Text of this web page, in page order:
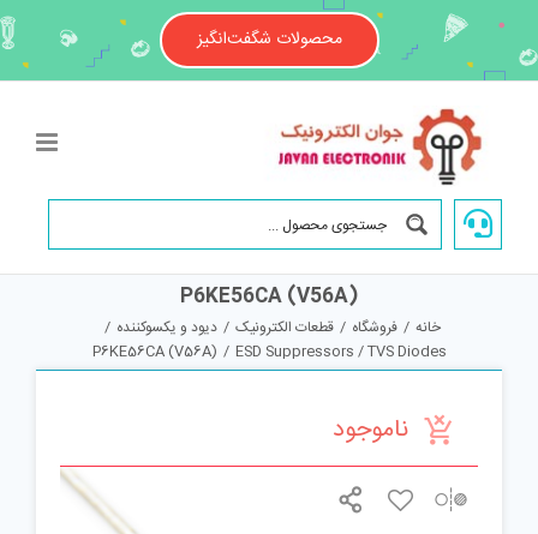
content
محصولات شگفت‌انگیز
P6KE56CA (V56A)
خانه / فروشگاه / قطعات الکترونیک / دیود و یکسوکننده /
ESD Suppressors / TVS Diodes
/
P6KE56CA (V56A)
ناموجود